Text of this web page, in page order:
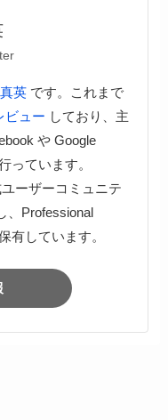
英です。これまで
ビュー しており、主
や Google
っています。
ーザーコミュニテ
、Professional
有しています。